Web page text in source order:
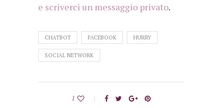
e scriverci un messaggio privato.
CHATBOT FACEBOOK HURRY
SOCIAL NETWORK
1